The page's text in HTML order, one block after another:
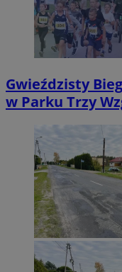
Gwieździsty
w Parku Trzy